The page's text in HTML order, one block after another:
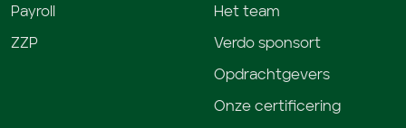
Payroll
ZZP
Het team
Verdo sponsort
Opdrachtgevers
Onze certificering